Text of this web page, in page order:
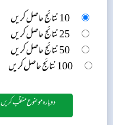
10 نتائج حاصل کریں
25 نتائج حاصل کریں
50 نتائج حاصل کریں
100 نتائج حاصل کریں
دوبارہ موضوع منتخب کریں